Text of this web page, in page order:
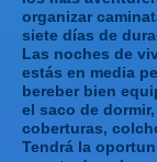
organizar
siete días de
Las noches de
estás en media
bereber bien
el saco de
coberturas,
Tendrá la